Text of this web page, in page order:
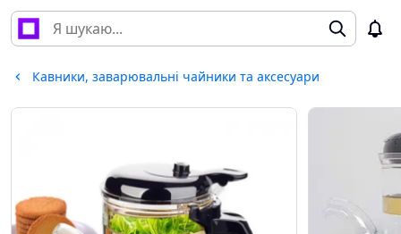
Кавники, заварювальні чайники та аксесуари